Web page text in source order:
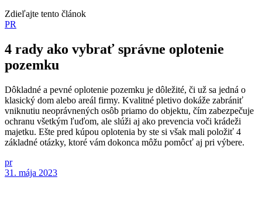
Zdieľajte tento článok
PR
4 rady ako vybrať správne oplotenie
pozemku
Dôkladné a pevné oplotenie pozemku je dôležité, či už sa jedná o
klasický dom alebo areál firmy. Kvalitné pletivo dokáže zabrániť
vniknutiu neoprávnených osôb priamo do objektu, čím zabezpečuje
ochranu všetkým ľuďom, ale slúži aj ako prevencia voči krádeži
majetku. Ešte pred kúpou oplotenia by ste si však mali položiť 4
základné otázky, ktoré vám dokonca môžu pomôcť aj pri výbere.
pr
31. mája 2023